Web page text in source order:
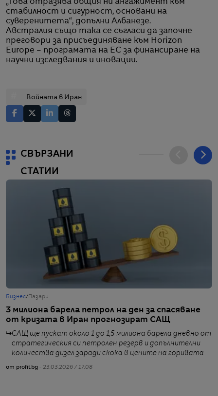
„Това отразява общия ни ангажимент към
стабилност и сигурност, основани на
суверенитета“, допълни Албанезе.
Австралия също така се съгласи да започне
преговори за присъединяване към Horizon
Europe – програмата на ЕС за финансиране на
научни изследвания и иновации.
Войната в Иран
СВЪРЗАНИ
СТАТИИ
Бизнес/Пазари
3 милиона барела петрол на ден за спасяване
от кризата в Иран прогнозират САЩ
САЩ ще пускат около 1 до 1,5 милиона барела дневно от
стратегическия си петролен резерв и допълнителни
количества дизел заради скока в цените на горивата
от profit.bg - 23.03.2026 / 17:08